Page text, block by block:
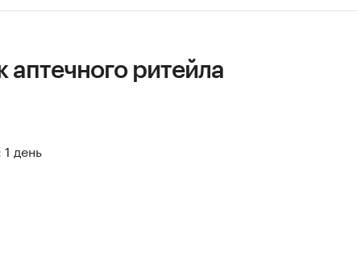
аптечного ритейла
день